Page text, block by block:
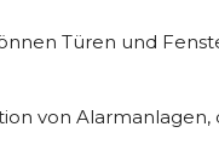
Türen und
von